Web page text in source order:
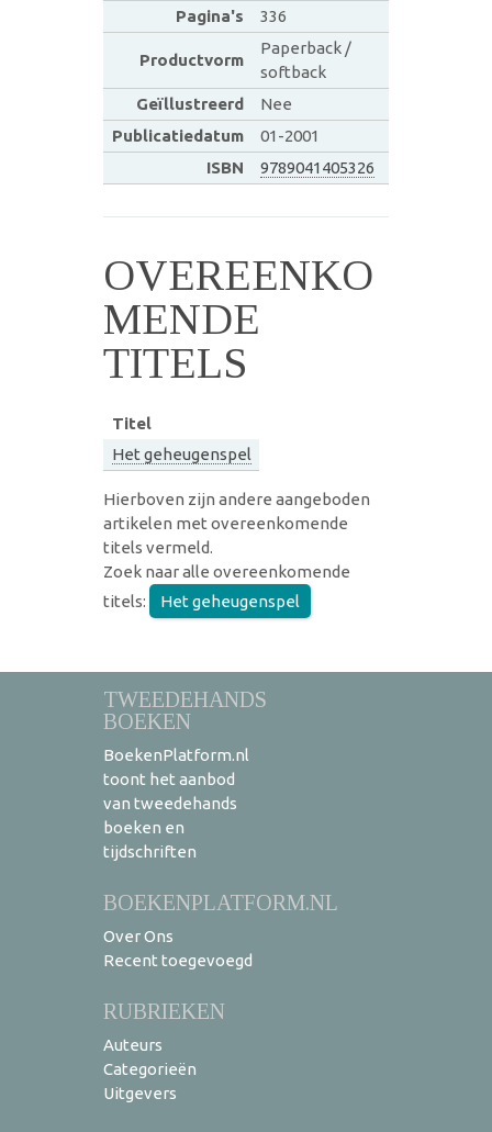
Pagina's
336
Productvorm
Paperback /
softback
Geïllustreerd
Nee
Publicatiedatum
01-2001
ISBN
9789041405326
OVEREENKO
MENDE
TITELS
Titel
Het geheugenspel
Hierboven zijn andere aangeboden
artikelen met overeenkomende
titels vermeld.
Zoek naar alle overeenkomende
titels:
Het geheugenspel
TWEEDEHANDS
BOEKEN
BoekenPlatform.nl
toont het aanbod
van tweedehands
boeken en
tijdschriften
BOEKENPLATFORM.NL
Over Ons
Recent toegevoegd
RUBRIEKEN
Auteurs
Categorieën
Uitgevers